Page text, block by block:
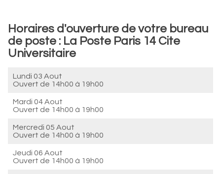
Horaires d'ouverture de votre bureau
de poste : La Poste Paris 14 Cite
Universitaire
Lundi 03 Aout
Ouvert de 14h00 à 19h00
Mardi 04 Aout
Ouvert de 14h00 à 19h00
Mercredi 05 Aout
Ouvert de 14h00 à 19h00
Jeudi 06 Aout
Ouvert de 14h00 à 19h00